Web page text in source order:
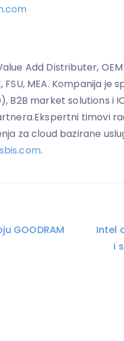
Add Distributer,
FSU, MEA. Kompanija
B2B market solutions i
timovi
za cloud bazirane
.
GOODRAM
Intel
i